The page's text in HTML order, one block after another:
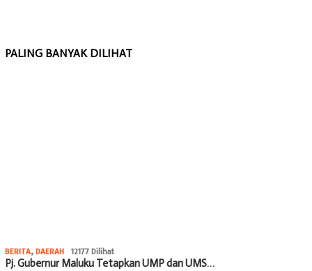
PALING BANYAK DILIHAT
BERITA, DAERAH 12177 Dilihat
Pj. Gubernur Maluku Tetapkan UMP dan UMS…